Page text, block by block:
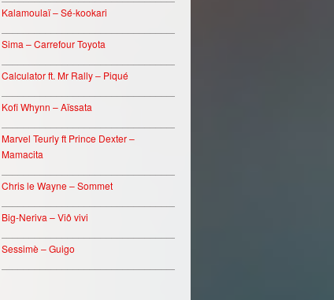
Kalamoulaï – Sé-kookari
Sima – Carrefour Toyota
Calculator ft. Mr Rally – Piqué
Kofi Whynn – Aïssata
Marvel Teurly ft Prince Dexter –
Mamacita
Chris le Wayne – Sommet
Big-Neriva – Viô vivi
Sessimè – Guigo